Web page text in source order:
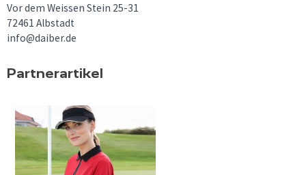
Vor dem Weissen Stein 25-31
72461 Albstadt
info@daiber.de
Partnerartikel